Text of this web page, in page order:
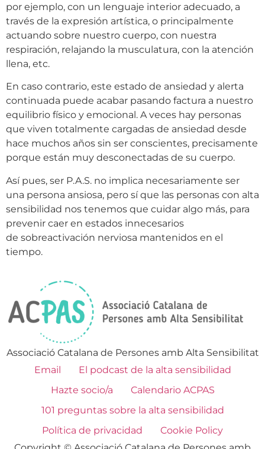
por ejemplo, con un lenguaje interior adecuado, a
través de la expresión artística, o principalmente
actuando sobre nuestro cuerpo, con nuestra
respiración, relajando la musculatura, con la atención
llena, etc.
En caso contrario, este estado de ansiedad y alerta
continuada puede acabar pasando factura a nuestro
equilibrio físico y emocional. A veces hay personas
que viven totalmente cargadas de ansiedad desde
hace muchos años sin ser conscientes, precisamente
porque están muy desconectadas de su cuerpo.
Así pues, ser P.A.S. no implica necesariamente ser
una persona ansiosa, pero sí que las personas con alta
sensibilidad nos tenemos que cuidar algo más, para
prevenir caer en estados innecesarios
de sobreactivación nerviosa mantenidos en el
tiempo.
Associació Catalana de Persones amb Alta Sensibilitat
Email
El podcast de la alta sensibilidad
Hazte socio/a
Calendario ACPAS
101 preguntas sobre la alta sensibilidad
Política de privacidad
Cookie Policy